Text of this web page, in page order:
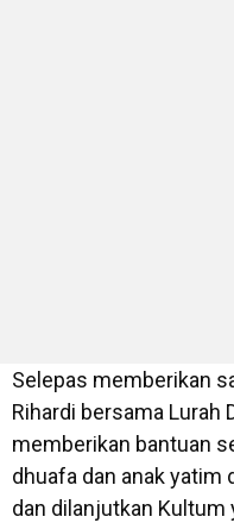
Selepas memberikan
Rihardi bersama Lurah
memberikan bantuan
dhuafa dan anak yatim
dan dilanjutkan Kultum